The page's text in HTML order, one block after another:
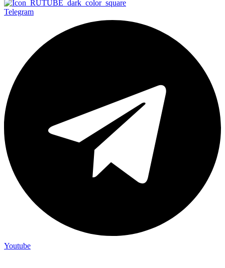
Telegram
Youtube